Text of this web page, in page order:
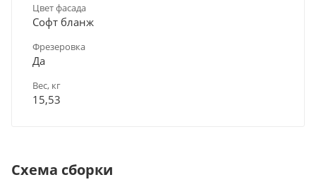
Цвет фасада
Софт бланж
Фрезеровка
Да
Вес, кг
15,53
Схема сборки